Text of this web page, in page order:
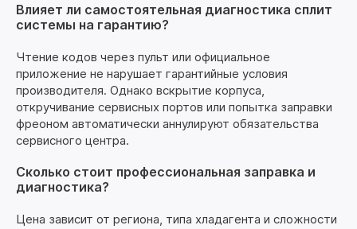
Влияет ли самостоятельная диагностика сплит
системы на гарантию?
Чтение кодов через пульт или официальное
приложение не нарушает гарантийные условия
производителя. Однако вскрытие корпуса,
откручивание сервисных портов или попытка заправки
фреоном автоматически аннулируют обязательства
сервисного центра.
Сколько стоит профессиональная заправка и
диагностика?
Цена зависит от региона, типа хладагента и сложности